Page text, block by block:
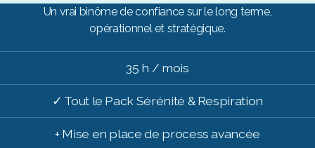
Un vrai binôme de confiance sur le long terme,
opérationnel et stratégique.
35 h / mois
✓ Tout le Pack Sérénité & Respiration
+ Mise en place de process avancée